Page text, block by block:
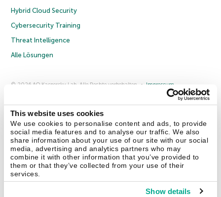
This website uses cookies
We use cookies to personalise content and ads, to provide
social media features and to analyse our traffic. We also
share information about your use of our site with our social
media, advertising and analytics partners who may
combine it with other information that you’ve provided to
them or that they’ve collected from your use of their
services.
Show details
Hybrid Cloud Security
Cybersecurity Training
Threat Intelligence
Alle Lösungen
© 2026 AO Kaspersky Lab. Alle Rechte vorbehalten.
Impressum
Lizenzvereinbarung B2B
Kontakt Über uns Partner Blog
Weitere Informationen
Pressemitteilungen
Securelist Eugene Personal Blog Enzyklopädie